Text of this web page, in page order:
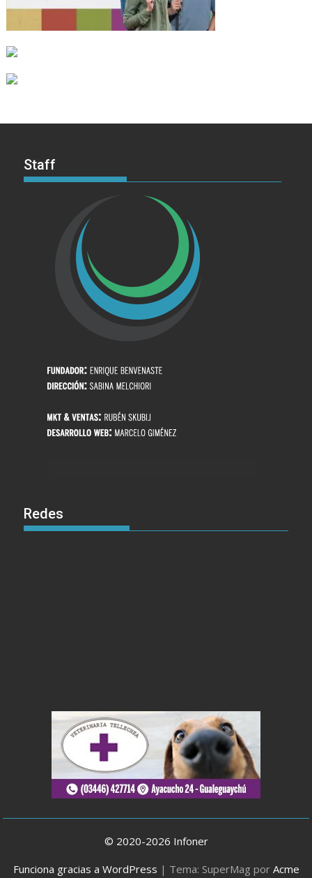
Staff
Redes
© 2020-2026 Infoner
Funciona gracias a WordPress | Tema: SuperMag por Acme